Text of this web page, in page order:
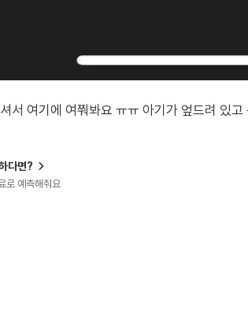
서 여기에 여쭤봐요 ㅠㅠ 아기가 엎드려 있
다면?
로 예측해줘요